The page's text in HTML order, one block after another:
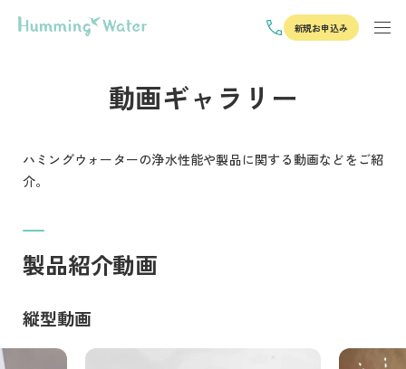
新規お申込み
動画ギャラリー
ハミングウォーターの浄水性能や製品に関する動画などをご紹
介。
製品紹介動画
縦型動画